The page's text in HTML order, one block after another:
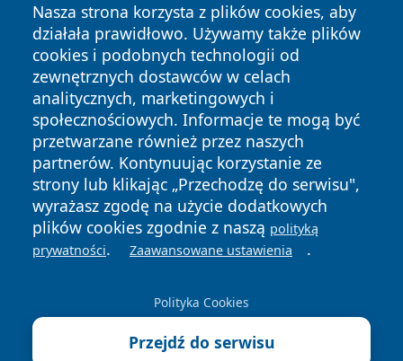
Nasza strona korzysta z plików cookies, aby
działała prawidłowo. Używamy także plików
cookies i podobnych technologii od
zewnętrznych dostawców w celach
analitycznych, marketingowych i
społecznościowych. Informacje te mogą być
przetwarzane również przez naszych
partnerów. Kontynuując korzystanie ze
strony lub klikając „Przechodzę do serwisu",
wyrażasz zgodę na użycie dodatkowych
plików cookies zgodnie z naszą polityką
prywatności. Zaawansowane ustawienia .
Polityka Cookies
Przejdź do serwisu
Copyright © 2026 24piaseczno.pl Wszystkie prawa
zastrzeżone.
News Autorzy
Polityka
Prywatności
Polityka
Cookies